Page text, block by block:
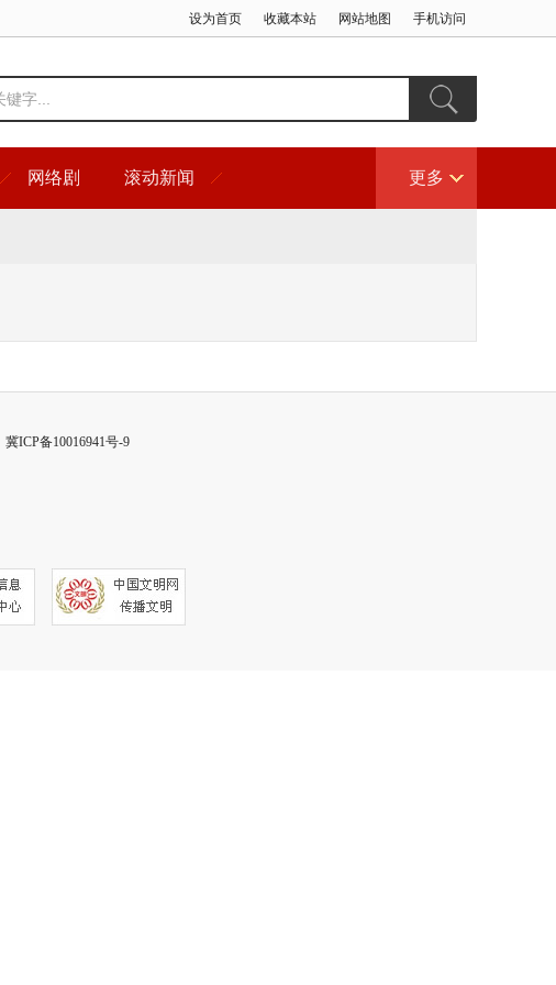
设为首页 收藏本站 网站地图 手机访问
网络剧 滚动新闻 更多
冀ICP备10016941号-9